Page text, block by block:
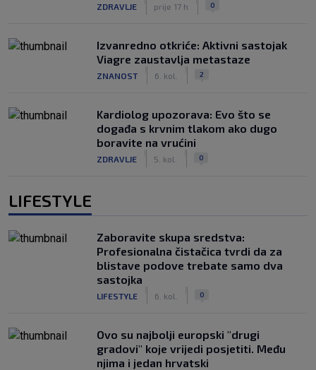
ZDRAVLJE prije 17 h 0
Izvanredno otkriće: Aktivni sastojak
Viagre zaustavlja metastaze
ZNANOST 6. kol. 2
Kardiolog upozorava: Evo što se
događa s krvnim tlakom ako dugo
boravite na vrućini
ZDRAVLJE 5. kol. 0
LIFESTYLE
Zaboravite skupa sredstva:
Profesionalna čistačica tvrdi da za
blistave podove trebate samo dva
sastojka
LIFESTYLE 6. kol. 0
Ovo su najbolji europski "drugi
gradovi" koje vrijedi posjetiti. Među
njima i jedan hrvatski